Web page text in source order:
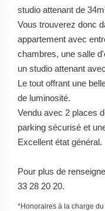
studio attenant de
Vous trouverez donc
appartement avec
chambres, une salle
un studio attenant
Le tout offrant une
de luminosité.
Vendu avec 2 places
parking sécurisé et
Excellent état général.
Pour plus de
33 28 20 20.
*Honoraires à la charge